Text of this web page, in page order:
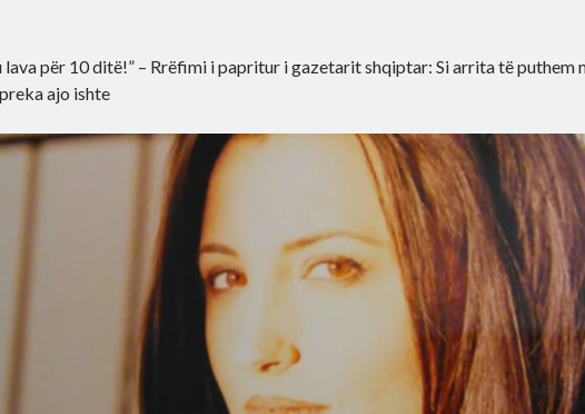
lava për 10 ditë!” – Rrëfimi i papritur i gazetarit shqiptar: Si arrita të puthem
ajo ishte